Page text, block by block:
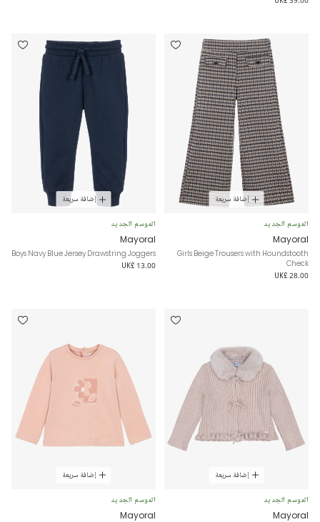
إضافة سريعة
الموسم الجديد
Mayoral
Girls Beige Trousers with Houndstooth
Check
UK£ 28.00
إضافة سريعة
الموسم الجديد
Mayoral
Boys Navy Blue Jersey Drawstring Joggers
UK£ 13.00
إضافة سريعة
الموسم الجديد
Mayoral
إضافة سريعة
الموسم الجديد
Mayoral